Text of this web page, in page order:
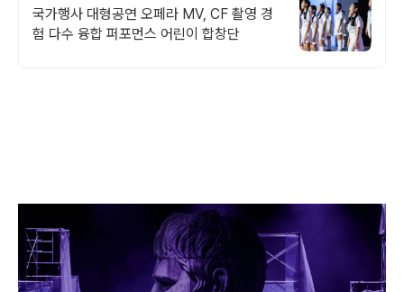
국가행사 대형공연 오페라 MV, CF 촬영 경
험 다수 융합 퍼포먼스 어린이 합창단